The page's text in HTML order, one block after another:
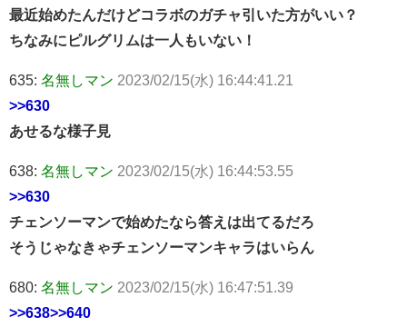
最近始めたんだけどコラボのガチャ引いた方がいい？
ちなみにピルグリムは一人もいない！
635: 名無しマン 2023/02/15(水) 16:44:41.21
>>630
あせるな様子見
638: 名無しマン 2023/02/15(水) 16:44:53.55
>>630
チェンソーマンで始めたなら答えは出てるだろ
そうじゃなきゃチェンソーマンキャラはいらん
680: 名無しマン 2023/02/15(水) 16:47:51.39
>>638>>640